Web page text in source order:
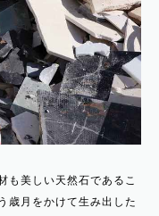
も美しい天然石であるこ
歳月をかけて生み出した